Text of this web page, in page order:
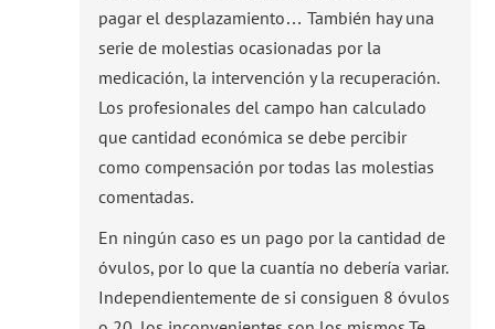
pagar el desplazamiento… También hay una
serie de molestias ocasionadas por la
medicación, la intervención y la recuperación.
Los profesionales del campo han calculado
que cantidad económica se debe percibir
como compensación por todas las molestias
comentadas.
En ningún caso es un pago por la cantidad de
óvulos, por lo que la cuantía no debería variar.
Independientemente de si consiguen 8 óvulos